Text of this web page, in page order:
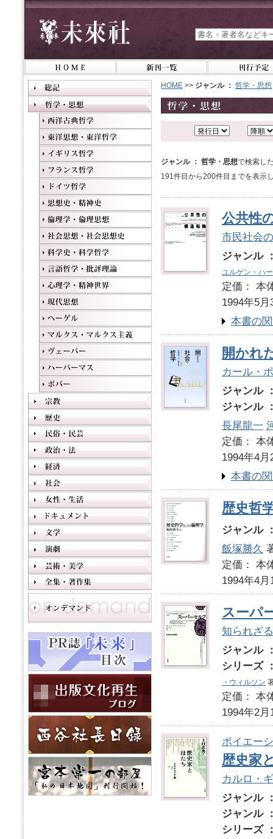
HOME >> ジャンル ： 哲学・思想
ジャンル ： 哲学・思想で検索し
191件目から200件目までを表示
公共性
市民社会
ジャンル
ユルゲン・ハ
定価：
1994年5月
本書の
開かれ
カール・
ジャンル
ジャンル
長尾龍一
定価：
1994年4月
本書の
歴史哲
ジャンル
飯塚勝久
定価：
1994年4月
スーパ
知られざ
ジャンル
シリーズ
・ウィルソン
定価：
1994年2月
ポイエー
歴史家
カルロ・
ジャンル
ジャンル
シリーズ